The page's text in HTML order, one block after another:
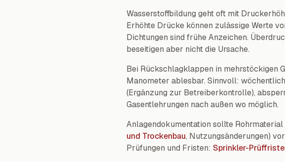
Wasserstoffbildung geht oft mit
Erhöhte Drücke können zulässige Werte
Dichtungen sind frühe Anzeichen.
beseitigen aber nicht die Ursache.
Bei Rückschlagklappen in mehrstöckigen
Manometer ablesbar. Sinnvoll:
(Ergänzung zur Betreiberkontrolle),
Gasentlehrungen nach außen wo möglich.
Anlagendokumentation sollte
und Trockenbau, Nutzungsänderungen)
Prüfungen und Fristen: Sprinkler-